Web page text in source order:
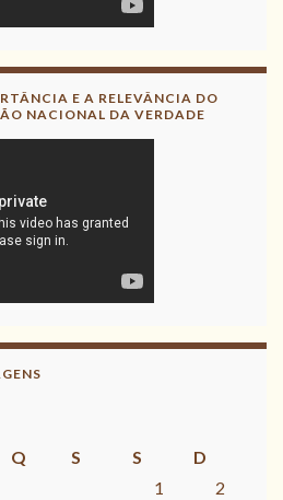
E A RELEVÂNCIA DO
NACIONAL DA VERDADE
Q S S
D
1
2